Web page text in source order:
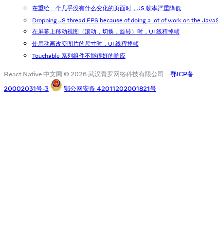
在重绘一个几乎没有什么变化的页面时，JS 帧率严重降低
Dropping JS thread FPS because of doing a lot of work on the
在屏幕上移动视图（滚动，切换，旋转）时，UI 线程掉帧
使用动画改变图片的尺寸时，UI 线程掉帧
Touchable 系列组件不能很好的响应
React Native 中文网 © 2026 武汉青罗网络科技有限公司
鄂ICP备
20002031号-3
鄂公网安备 42011202001821号